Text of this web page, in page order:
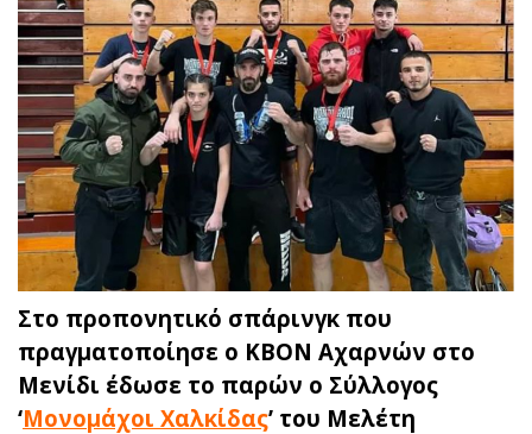
Στο προπονητικό σπάρινγκ που
πραγματοποίησε ο ΚΒΟΝ Αχαρνών στο
Μενίδι έδωσε το παρών ο Σύλλογος
‘Μονομάχοι Χαλκίδας’ του Μελέτη